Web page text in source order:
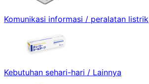
Komunikasi informasi / peralatan listrik
Kebutuhan sehari-hari / Lainnya